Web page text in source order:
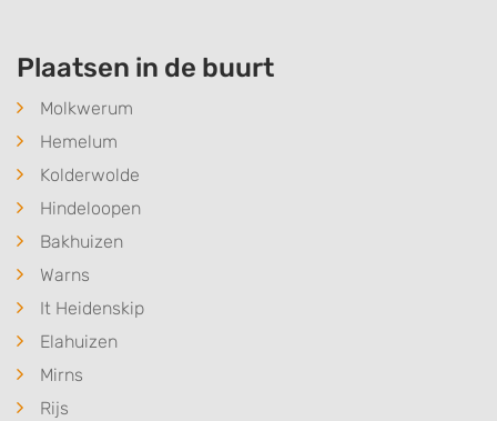
Plaatsen in de buurt
Molkwerum
Hemelum
Kolderwolde
Hindeloopen
Bakhuizen
Warns
It Heidenskip
Elahuizen
Mirns
Rijs